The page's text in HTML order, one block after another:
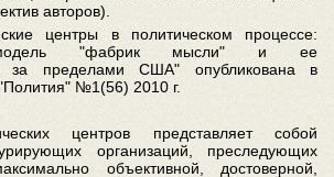
авторов).
центры в политическом процессе:
модель "фабрик мысли" и ее
за пределами США" опубликована в
№1(56) 2010 г.
центров представляет собой
организаций, преследующих
объективной, достоверной,